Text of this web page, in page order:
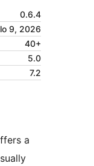
0.6.4
9, 2026
40+
5.0
7.2
a